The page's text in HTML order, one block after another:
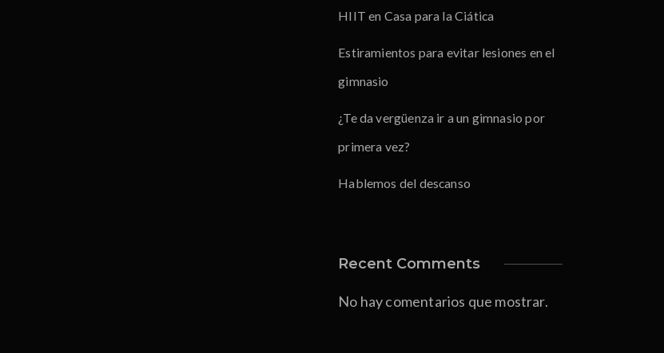
HIIT en Casa para la Ciática
Estiramientos para evitar lesiones en el
gimnasio
¿Te da vergüenza ir a un gimnasio por
primera vez?
Hablemos del descanso
Recent Comments
No hay comentarios que mostrar.